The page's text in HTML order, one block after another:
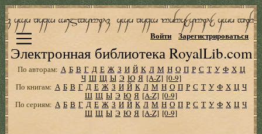
Электронная библиотека RoyalLib.com
Войти Зарегистрироваться
По авторам: А Б В Г Д Е Ж З И Й К Л М Н О П Р С Т У Ф Х Ц
Ч Ш Щ Ы Э Ю Я [A-Z] [0-9]
По книгам: А Б В Г Д Е Ж З И Й К Л М Н О П Р С Т У Ф Х Ц Ч
Ш Щ Ы Э Ю Я [A-Z] [0-9]
По сериям: А Б В Г Д Е Ж З И Й К Л М Н О П Р С Т У Ф Х Ц Ч
Ш Щ Ы Э Ю Я [A-Z] [0-9]